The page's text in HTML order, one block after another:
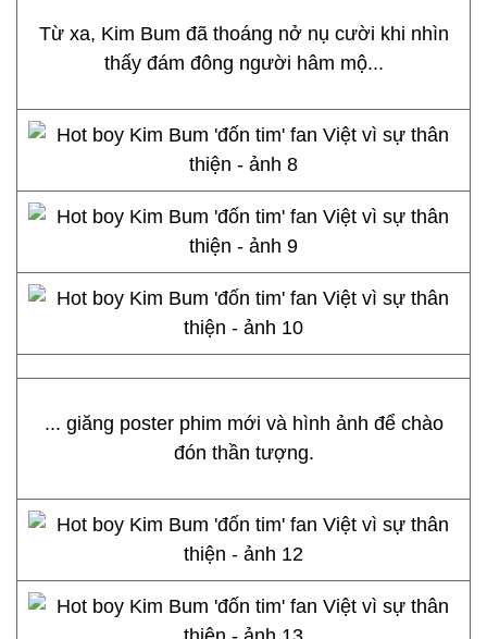
Từ xa, Kim Bum đã thoáng nở nụ cười khi nhìn
thấy đám đông người hâm mộ...
... giăng poster phim mới và hình ảnh để chào
đón thần tượng.